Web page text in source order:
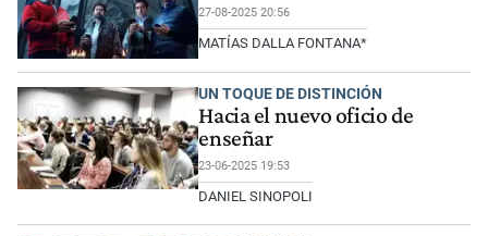
27-08-2025 20:56
MATÍAS DALLA FONTANA*
UN TOQUE DE DISTINCIÓN
Hacia el nuevo oficio de
enseñar
23-06-2025 19:53
DANIEL SINOPOLI